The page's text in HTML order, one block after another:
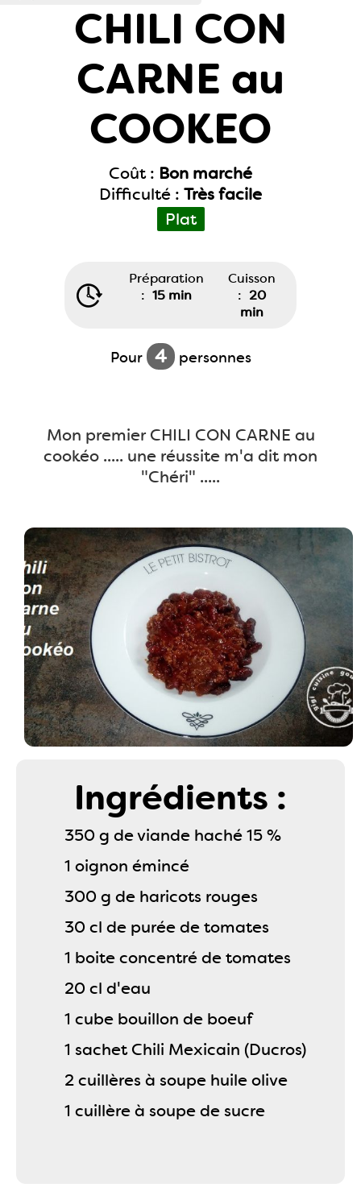
CHILI CON
CARNE au
COOKEO
Coût : Bon marché
Difficulté : Très facile
Plat
Préparation
: 15 min
Cuisson
: 20
min
Pour 4 personnes
Mon premier CHILI CON CARNE au
cookéo ..... une réussite m'a dit mon
"Chéri" .....
Ingrédients :
350 g de viande haché 15 %
1 oignon émincé
300 g de haricots rouges
30 cl de purée de tomates
1 boite concentré de tomates
20 cl d'eau
1 cube bouillon de boeuf
1 sachet Chili Mexicain (Ducros)
2 cuillères à soupe huile olive
1 cuillère à soupe de sucre